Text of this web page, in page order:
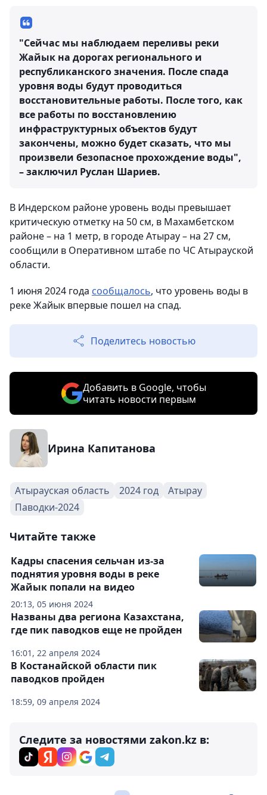
"Сейчас мы наблюдаем переливы реки
Жайык на дорогах регионального и
республиканского значения. После спада
уровня воды будут проводиться
восстановительные работы. После того, как
все работы по восстановлению
инфраструктурных объектов будут
закончены, можно будет сказать, что мы
произвели безопасное прохождение воды",
– заключил Руслан Шариев.
В Индерском районе уровень воды превышает
критическую отметку на 50 см, в Махамбетском
районе – на 1 метр, в городе Атырау – на 27 см,
сообщили в Оперативном штабе по ЧС Атырауской
области.
1 июня 2024 года сообщалось, что уровень воды в
реке Жайык впервые пошел на спад.
Поделитесь новостью
Добавить в Google, чтобы
читать новости первым
Ирина Капитанова
Атырауская область 2024 год
Атырау
Паводки-2024
Читайте также
20:13, 05 июня 2024
Кадры спасения сельчан из-за
поднятия уровня воды в реке
Жайык попали на видео
16:01, 22 апреля 2024
Названы два региона Казахстана,
где пик паводков еще не пройден
18:59, 09 апреля 2024
В Костанайской области пик
паводков пройден
Следите за новостями zakon.kz в: